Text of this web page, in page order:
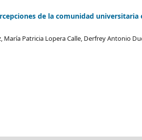
de la comunidad
María Patricia Lopera Calle, Derfrey Antonio